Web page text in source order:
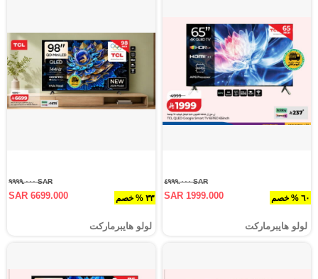
٦٠ % خصم
SAR ٤٩٩٩.٠٠٠
SAR 1999.000
لولو هايبرماركت
٣٣ % خصم
SAR ٩٩٩٩.٠٠٠
SAR 6699.000
لولو هايبرماركت